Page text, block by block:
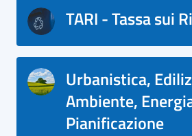
TARI - Tassa sui
Urbanistica,
Ambiente,
Pianificazione